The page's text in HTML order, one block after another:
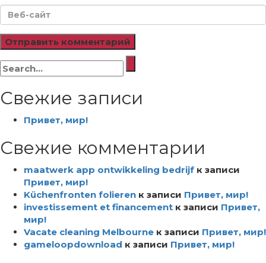
Искать:
Свежие записи
Привет, мир!
Свежие комментарии
maatwerk app ontwikkeling bedrijf к записи
Привет, мир!
Küchenfronten folieren к записи Привет, мир!
investissement et financement к записи Привет,
мир!
Vacate cleaning Melbourne к записи Привет, мир!
gameloopdownload к записи Привет, мир!